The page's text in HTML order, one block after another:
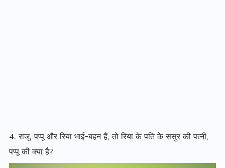
4. राजू, पप्पू और रिया भाई-बहन हैं, तो रिया के पति के ससुर की पत्नी,
पप्पू की क्या है?